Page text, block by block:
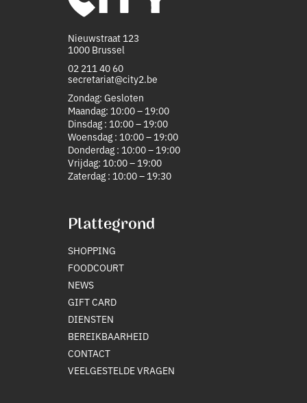
Nieuwstraat 123
1000 Brussel
02 211 40 60
secretariat@city2.be
Zondag: Gesloten
Maandag: 10:00 – 19:00
Dinsdag : 10:00 – 19:00
Woensdag : 10:00 – 19:00
Donderdag : 10:00 – 19:00
Vrijdag: 10:00 – 19:00
Zaterdag : 10:00 – 19:30
Plattegrond
SHOPPING
FOODCOURT
NEWS
GIFT CARD
DIENSTEN
BEREIKBAARHEID
CONTACT
VEELGESTELDE VRAGEN